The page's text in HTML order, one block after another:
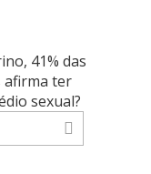
41% das
afirma ter
sexual?